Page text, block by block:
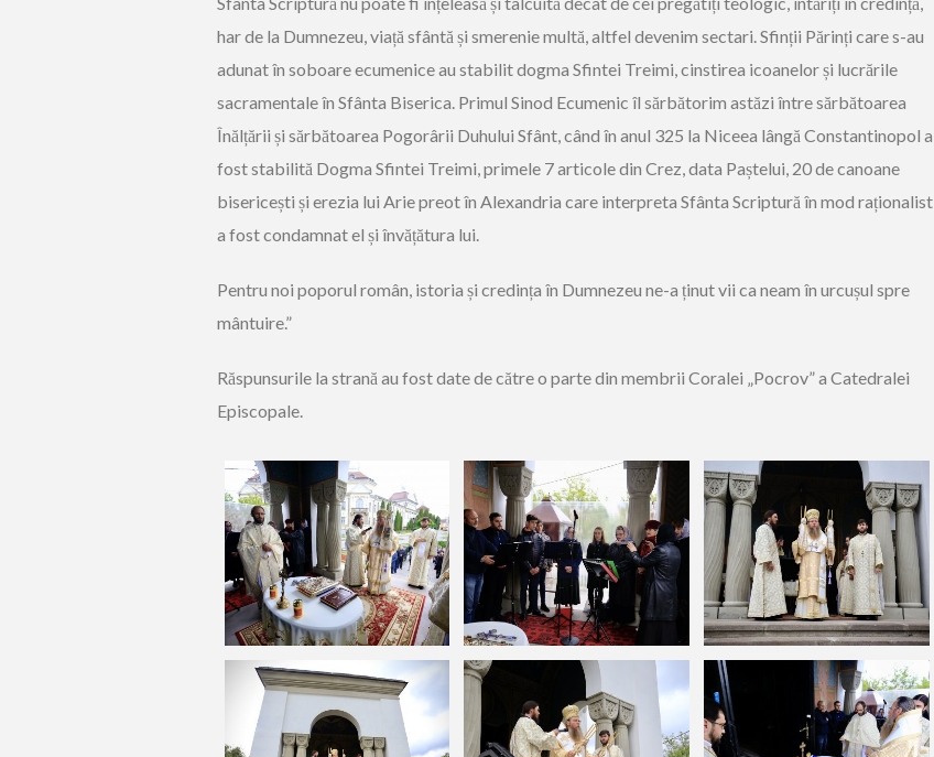
har de la Dumnezeu, viață sfântă și smerenie multă, altfel devenim sectari. Sfinții Părinți care s-au
adunat în soboare ecumenice au stabilit dogma Sfintei Treimi, cinstirea icoanelor și lucrările
sacramentale în Sfânta Biserica. Primul Sinod Ecumenic îl sărbătorim astăzi între sărbătoarea
Înălțării și sărbătoarea Pogorârii Duhului Sfânt, când în anul 325 la Niceea lângă Constantinopol a
fost stabilită Dogma Sfintei Treimi, primele 7 articole din Crez, data Paștelui, 20 de canoane
bisericești și erezia lui Arie preot în Alexandria care interpreta Sfânta Scriptură în mod raționalist
a fost condamnat el și învățătura lui.
Pentru noi poporul român, istoria și credința în Dumnezeu ne-a ținut vii ca neam în urcușul spre
mântuire.”
Răspunsurile la strană au fost date de către o parte din membrii Coralei „Pocrov” a Catedralei
Episcopale.